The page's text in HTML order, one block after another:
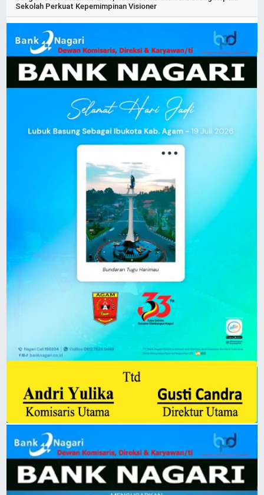
Sekolah Perkuat Kepemimpinan Visioner